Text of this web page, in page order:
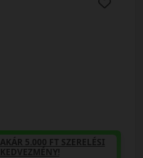
AKÁR 5.000 FT SZERELÉSI
KEDVEZMÉNY!